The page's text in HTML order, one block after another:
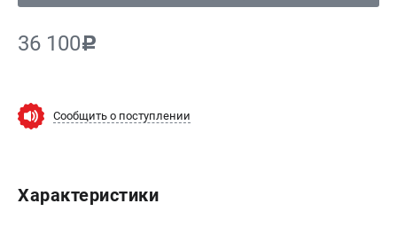
СЕРВИС
Сервисный центр
36 100c
Сообщить о поступлении
Характеристики